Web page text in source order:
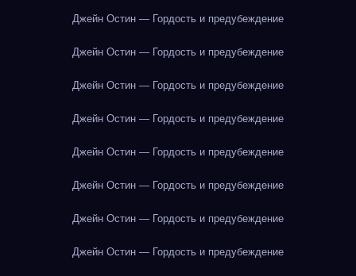
Джейн Остин — Гордость и предубеждение
Джейн Остин — Гордость и предубеждение
Джейн Остин — Гордость и предубеждение
Джейн Остин — Гордость и предубеждение
Джейн Остин — Гордость и предубеждение
Джейн Остин — Гордость и предубеждение
Джейн Остин — Гордость и предубеждение
Джейн Остин — Гордость и предубеждение